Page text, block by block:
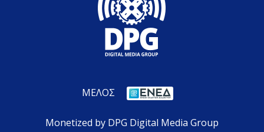
ΜΕΛΟΣ
Monetized by DPG Digital Media Group